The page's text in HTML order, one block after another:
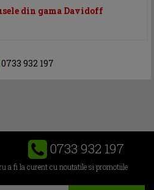
din gama Davidoff
0733 932 197
0733 932 197
a fi la curent cu noutatile si promotiile